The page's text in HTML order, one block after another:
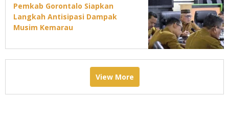
Pemkab Gorontalo Siapkan
Langkah Antisipasi Dampak
Musim Kemarau
View More